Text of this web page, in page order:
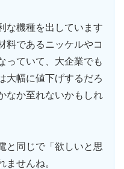
な機種を出しています
料であるニッケルやコ
っていて、大企業でも
大幅に値下げするだろ
なか至れないかもしれ
と同じで「欲しいと思
ませんね。